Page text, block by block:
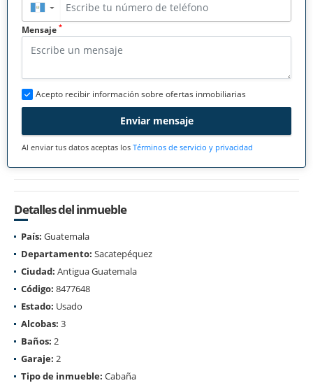
▼
Mensaje *
Acepto recibir información sobre ofertas inmobiliarias
Enviar mensaje
Al enviar tus datos aceptas los Términos de servicio y privacidad
Detalles del inmueble
País: Guatemala
Departamento: Sacatepéquez
Ciudad: Antigua Guatemala
Código: 8477648
Estado: Usado
Alcobas: 3
Baños: 2
Garaje: 2
Tipo de inmueble: Cabaña